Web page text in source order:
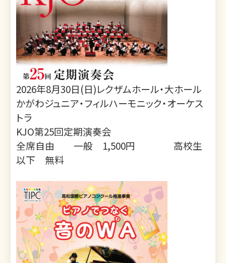
2026年8月30日(日)レクザムホール・大ホール
かがわジュニア・フィルハーモニック・オーケス
トラ
KJO第25回定期演奏会
全席自由 一般 1,500円 高校生
以下 無料